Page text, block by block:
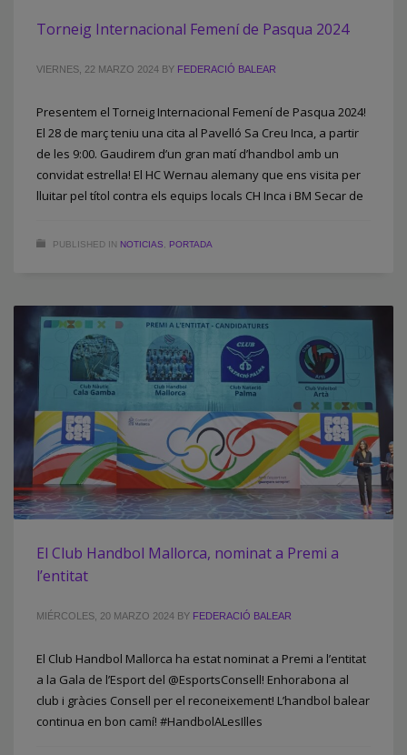
Torneig Internacional Femení de Pasqua 2024
VIERNES, 22 MARZO 2024 BY FEDERACIÓ BALEAR
Presentem el Torneig Internacional Femení de Pasqua 2024!
El 28 de març teniu una cita al Pavelló Sa Creu Inca, a partir
de les 9:00. Gaudirem d’un gran matí d’handbol amb un
convidat estrella! El HC Wernau alemany que ens visita per
lluitar pel títol contra els equips locals CH Inca i BM Secar de
PUBLISHED IN NOTICIAS PORTADA
El Club Handbol Mallorca, nominat a Premi a
l’entitat
MIÉRCOLES, 20 MARZO 2024 BY FEDERACIÓ BALEAR
El Club Handbol Mallorca ha estat nominat a Premi a l’entitat
a la Gala de l’Esport del @EsportsConsell! Enhorabona al
club i gràcies Consell per el reconeixement! L’handbol balear
continua en bon camí! #HandbolALesIlles